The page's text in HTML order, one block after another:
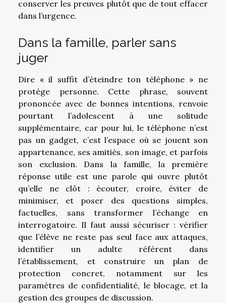
conserver les preuves plutôt que de tout effacer
dans l’urgence.
Dans la famille, parler sans
juger
Dire « il suffit d’éteindre ton téléphone » ne
protège personne. Cette phrase, souvent
prononcée avec de bonnes intentions, renvoie
pourtant l’adolescent à une solitude
supplémentaire, car pour lui, le téléphone n’est
pas un gadget, c’est l’espace où se jouent son
appartenance, ses amitiés, son image, et parfois
son exclusion. Dans la famille, la première
réponse utile est une parole qui ouvre plutôt
qu’elle ne clôt : écouter, croire, éviter de
minimiser, et poser des questions simples,
factuelles, sans transformer l’échange en
interrogatoire. Il faut aussi sécuriser : vérifier
que l’élève ne reste pas seul face aux attaques,
identifier un adulte référent dans
l’établissement, et construire un plan de
protection concret, notamment sur les
paramètres de confidentialité, le blocage, et la
gestion des groupes de discussion.